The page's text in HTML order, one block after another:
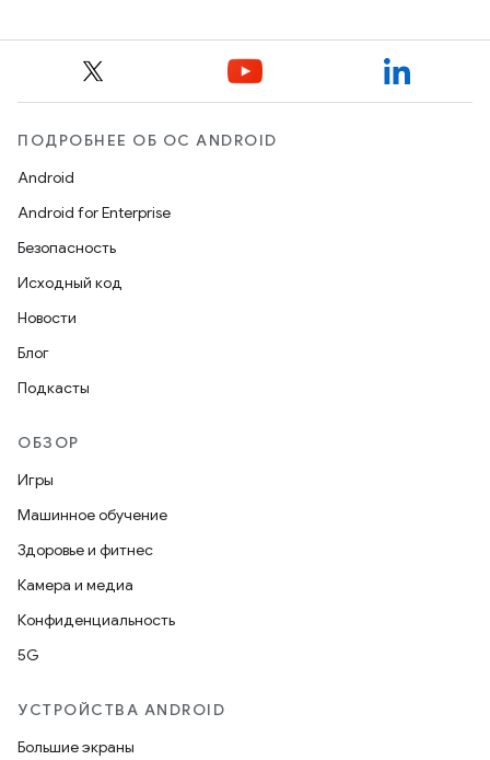
ПОДРОБНЕЕ ОБ ОС ANDROID
Android
Android for Enterprise
Безопасность
Исходный код
Новости
Блог
Подкасты
ОБЗОР
Игры
Машинное обучение
Здоровье и фитнес
Камера и медиа
Конфиденциальность
5G
УСТРОЙСТВА ANDROID
Большие экраны